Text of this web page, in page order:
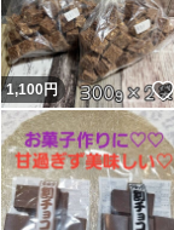
いいね！
1,100円